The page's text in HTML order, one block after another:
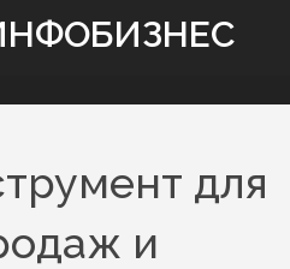
для
и